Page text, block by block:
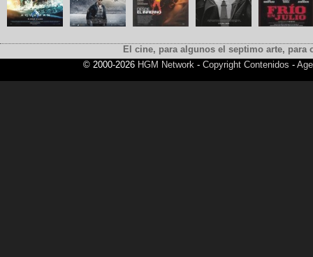
El cine, para algunos el septimo arte,
© 2000-2026 HGM Network- Copyright Contenidos -